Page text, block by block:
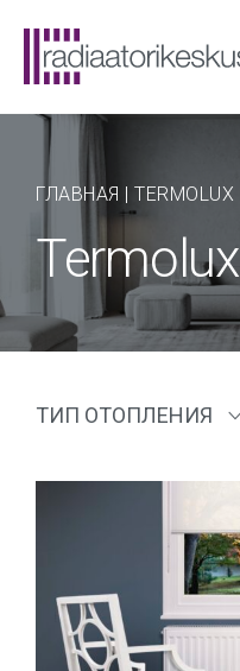
ГЛАВНАЯ | TERMOLUX
Termolux
ТИП ОТОПЛЕНИЯ